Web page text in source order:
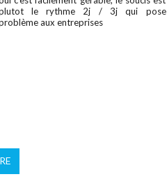
le rythme 2j / 3j qui pose
aux entreprises